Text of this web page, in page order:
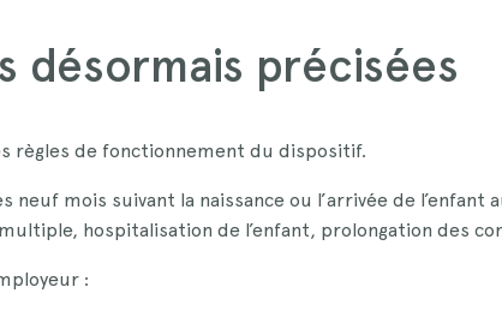
désormais précisées
règles de fonctionnement du dispositif.
neuf mois suivant la naissance ou l’arrivée de
hospitalisation de l’enfant, prolongation des
: